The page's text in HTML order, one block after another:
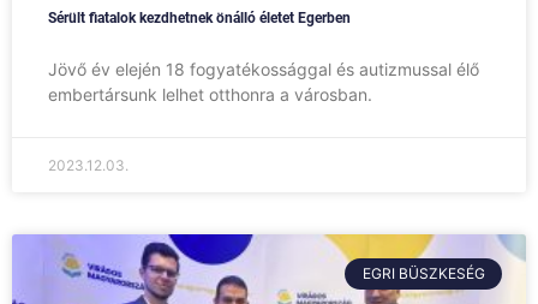
Sérült fiatalok kezdhetnek önálló életet Egerben
Jövő év elején 18 fogyatékossággal és autizmussal élő
embertársunk lelhet otthonra a városban.
2023.12.03.
EGRI BÜSZKESÉG